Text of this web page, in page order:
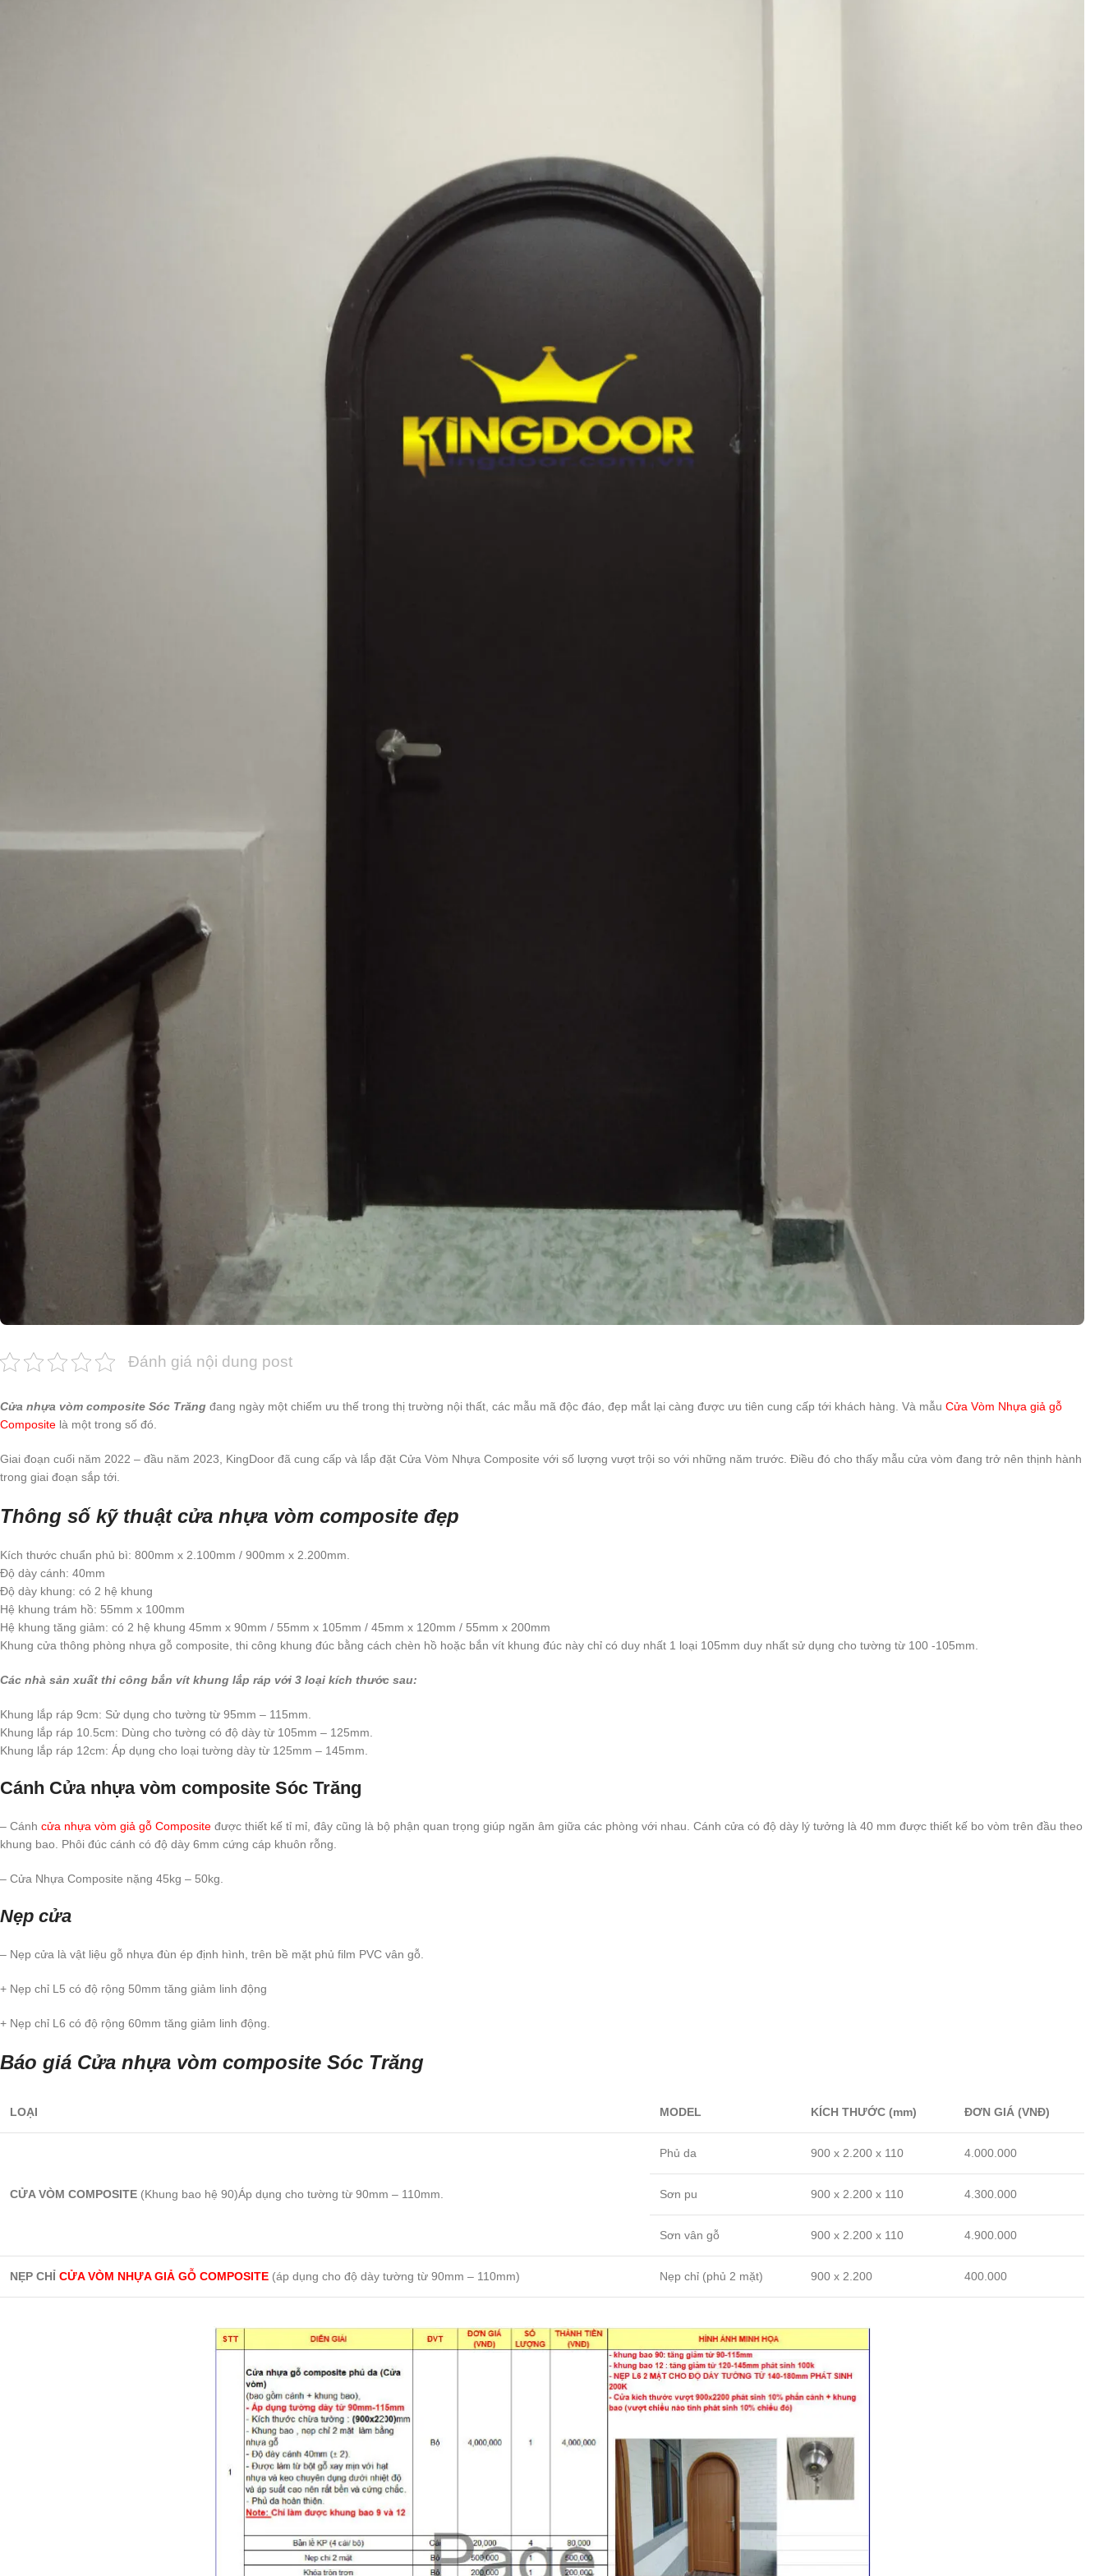
Đánh giá nội dung post
Cửa nhựa vòm composite Sóc Trăng đang ngày một chiếm ưu thế trong thị trường nội thất, các mẫu mã độc đáo, đẹp mắt lại càng được ưu tiên cung cấp tới khách hàng. Và mẫu Cửa Vòm Nhựa giả gỗ
Composite là một trong số đó.
Giai đoạn cuối năm 2022 – đầu năm 2023, KingDoor đã cung cấp và lắp đặt Cửa Vòm Nhựa Composite với số lượng vượt trội so với những năm trước. Điều đó cho thấy mẫu cửa vòm đang trở nên thịnh hành
trong giai đoạn sắp tới.
Thông số kỹ thuật cửa nhựa vòm composite đẹp
Kích thước chuẩn phủ bì: 800mm x 2.100mm / 900mm x 2.200mm.
Độ dày cánh: 40mm
Độ dày khung: có 2 hệ khung
Hệ khung trám hồ: 55mm x 100mm
Hệ khung tăng giảm: có 2 hệ khung 45mm x 90mm / 55mm x 105mm / 45mm x 120mm / 55mm x 200mm
Khung cửa thông phòng nhựa gỗ composite, thi công khung đúc bằng cách chèn hồ hoặc bắn vít khung đúc này chỉ có duy nhất 1 loại 105mm duy nhất sử dụng cho tường từ 100 -105mm.
Các nhà sản xuất thi công bắn vít khung lắp ráp với 3 loại kích thước sau:
Khung lắp ráp 9cm: Sử dụng cho tường từ 95mm – 115mm.
Khung lắp ráp 10.5cm: Dùng cho tường có độ dày từ 105mm – 125mm.
Khung lắp ráp 12cm: Áp dụng cho loại tường dày từ 125mm – 145mm.
Cánh Cửa nhựa vòm composite Sóc Trăng
– Cánh cửa nhựa vòm giả gỗ Composite được thiết kế tỉ mỉ, đây cũng là bộ phận quan trọng giúp ngăn âm giữa các phòng với nhau. Cánh cửa có độ dày lý tưởng là 40 mm được thiết kế bo vòm trên đầu theo
khung bao. Phôi đúc cánh có độ dày 6mm cứng cáp khuôn rỗng.
– Cửa Nhựa Composite nặng 45kg – 50kg.
Nẹp cửa
– Nẹp cửa là vật liệu gỗ nhựa đùn ép định hình, trên bề mặt phủ film PVC vân gỗ.
+ Nẹp chỉ L5 có độ rộng 50mm tăng giảm linh động
+ Nẹp chỉ L6 có độ rộng 60mm tăng giảm linh động.
Báo giá Cửa nhựa vòm composite Sóc Trăng
LOẠI MODEL KÍCH THƯỚC (mm) ĐƠN GIÁ (VNĐ)
CỬA VÒM COMPOSITE (Khung bao hệ 90)Áp dụng cho tường từ 90mm – 110mm.
Phủ da 900 x 2.200 x 110 4.000.000
Sơn pu 900 x 2.200 x 110 4.300.000
Sơn vân gỗ 900 x 2.200 x 110 4.900.000
NẸP CHỈ CỬA VÒM NHỰA GIẢ GỖ COMPOSITE (áp dụng cho độ dày tường từ 90mm – 110mm) Nẹp chỉ (phủ 2 mặt) 900 x 2.200 400.000